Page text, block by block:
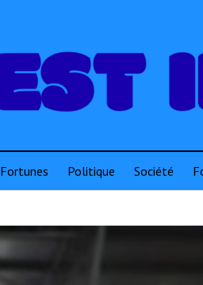
Fortunes Politique Société